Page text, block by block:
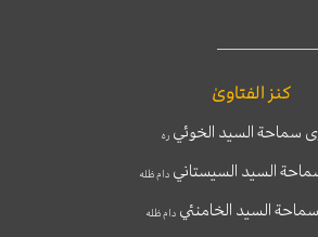
كنز الفتاوىٰ
سماحة السيد الخوئي ره
السيد السيستاني دام ظله
السيد الخامنئيدام ظله